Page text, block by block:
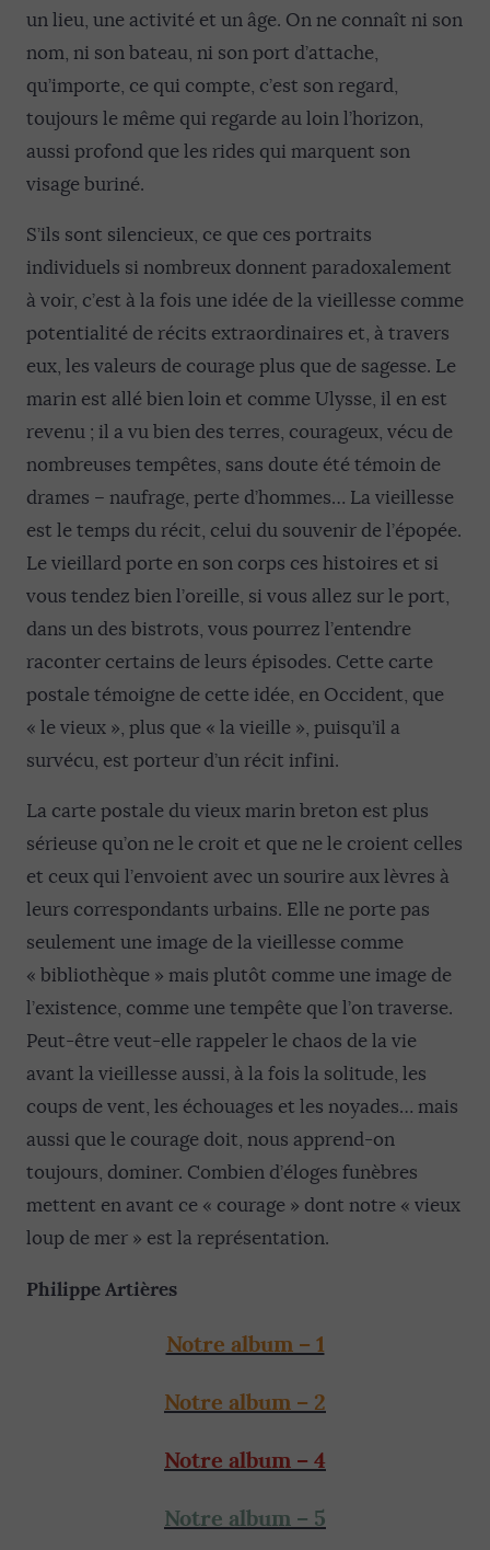
un lieu, une activité et un âge. On ne connaît ni son
nom, ni son bateau, ni son port d’attache,
qu’importe, ce qui compte, c’est son regard,
toujours le même qui regarde au loin l’horizon,
aussi profond que les rides qui marquent son
visage buriné.
S’ils sont silencieux, ce que ces portraits
individuels si nombreux donnent paradoxalement
à voir, c’est à la fois une idée de la vieillesse comme
potentialité de récits extraordinaires et, à travers
eux, les valeurs de courage plus que de sagesse. Le
marin est allé bien loin et comme Ulysse, il en est
revenu ; il a vu bien des terres, courageux, vécu de
nombreuses tempêtes, sans doute été témoin de
drames – naufrage, perte d’hommes… La vieillesse
est le temps du récit, celui du souvenir de l’épopée.
Le vieillard porte en son corps ces histoires et si
vous tendez bien l’oreille, si vous allez sur le port,
dans un des bistrots, vous pourrez l’entendre
raconter certains de leurs épisodes. Cette carte
postale témoigne de cette idée, en Occident, que
« le vieux », plus que « la vieille », puisqu’il a
survécu, est porteur d’un récit infini.
La carte postale du vieux marin breton est plus
sérieuse qu’on ne le croit et que ne le croient celles
et ceux qui l’envoient avec un sourire aux lèvres à
leurs correspondants urbains. Elle ne porte pas
seulement une image de la vieillesse comme
« bibliothèque » mais plutôt comme une image de
l’existence, comme une tempête que l’on traverse.
Peut-être veut-elle rappeler le chaos de la vie
avant la vieillesse aussi, à la fois la solitude, les
coups de vent, les échouages et les noyades… mais
aussi que le courage doit, nous apprend-on
toujours, dominer. Combien d’éloges funèbres
mettent en avant ce « courage » dont notre « vieux
loup de mer » est la représentation.
Philippe Artières
Notre album – 1
Notre album – 2
Notre album – 4
Notre album – 5